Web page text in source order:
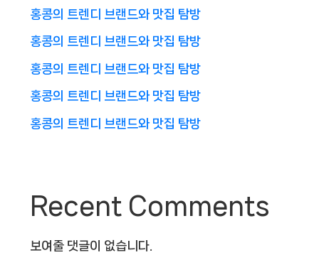
홍콩의 트렌디 브랜드와 맛집 탐방
홍콩의 트렌디 브랜드와 맛집 탐방
홍콩의 트렌디 브랜드와 맛집 탐방
홍콩의 트렌디 브랜드와 맛집 탐방
홍콩의 트렌디 브랜드와 맛집 탐방
Recent Comments
보여줄 댓글이 없습니다.